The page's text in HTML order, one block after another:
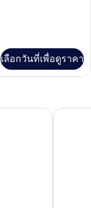
เลือกวันที่เพื่อดูราคา
เซ็นทาร